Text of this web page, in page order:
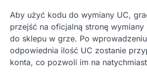
Aby użyć kodu do wymiany UC,
przejść na oficjalną stronę wymiany
do sklepu w grze. Po
odpowiednia ilość UC zostanie
konta, co pozwoli im na